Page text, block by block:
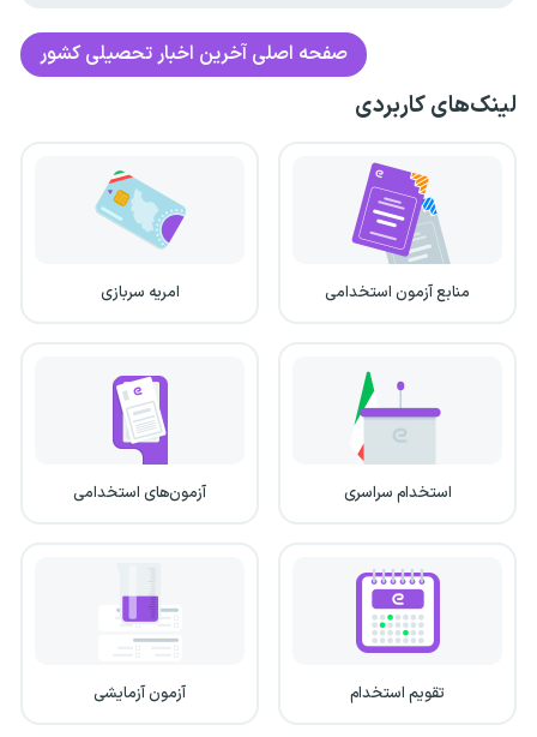
صفحه اصلی آخرین اخبار تحصیلی کشور
لینک‌های کاربردی
منابع آزمون استخدامی امریه سربازی
استخدام سراسری آزمون‌های استخدامی
تقویم استخدام آزمون آزمایشی